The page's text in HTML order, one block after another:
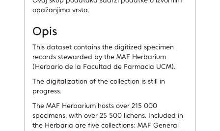
opažanjima vrsta.
Opis
This dataset contains the digitized specimen
records stewarded by the MAF Herbarium
(Herbario de la Facultad de Farmacia UCM).
The digitalization of the collection is still in
progress.
The MAF Herbarium hosts over 215 000
specimens, with over 25 500 lichens. Included in
the Herbaria are five collections: MAF General